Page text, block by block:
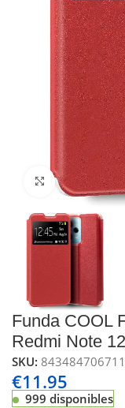
Click to
Funda COOL
Redmi Note
SKU:
€11.95
999 disponibles